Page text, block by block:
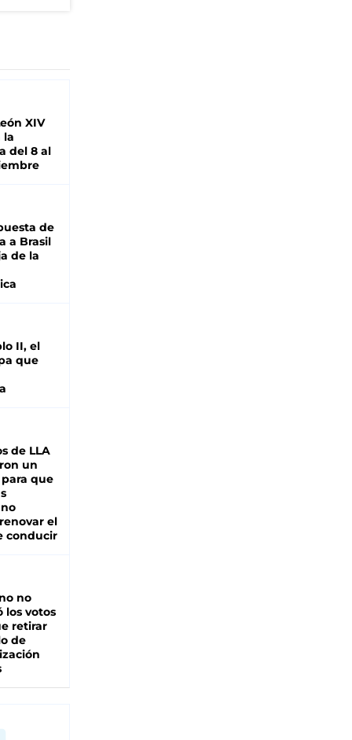
XIV
la
del 8 al
de
a Brasil
de la
II, el
que
de LLA
un
que
el
conducir
no
los votos
retirar
de